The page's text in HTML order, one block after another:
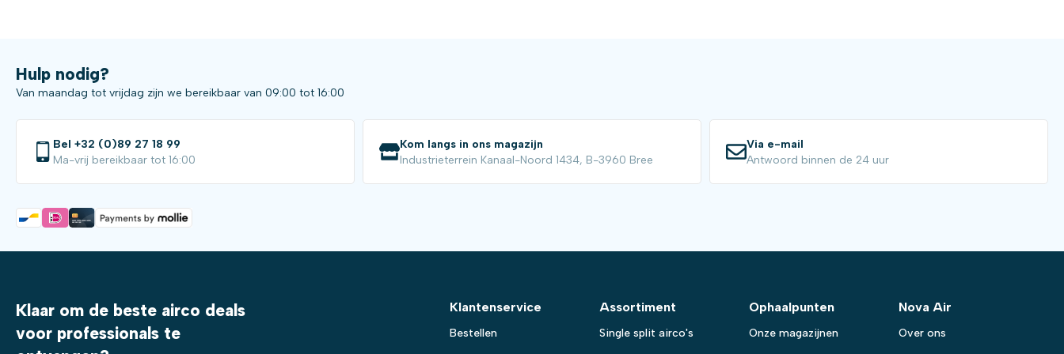
Hulp nodig?
Van maandag tot vrijdag zijn we bereikbaar van 09:00 tot 16:00
Bel +32 (0)89 27 18 99
Ma-vrij bereikbaar tot 16:00
Kom langs in ons magazijn
Industrieterrein Kanaal-Noord 1434, B-3960 Bree
Via e-mail
Antwoord binnen de 24 uur
Klaar om de beste airco deals
voor professionals te
Klantenservice
Bestellen
Assortiment
Single split airco's
Ophaalpunten
Onze magazijnen
Nova Air
Over ons